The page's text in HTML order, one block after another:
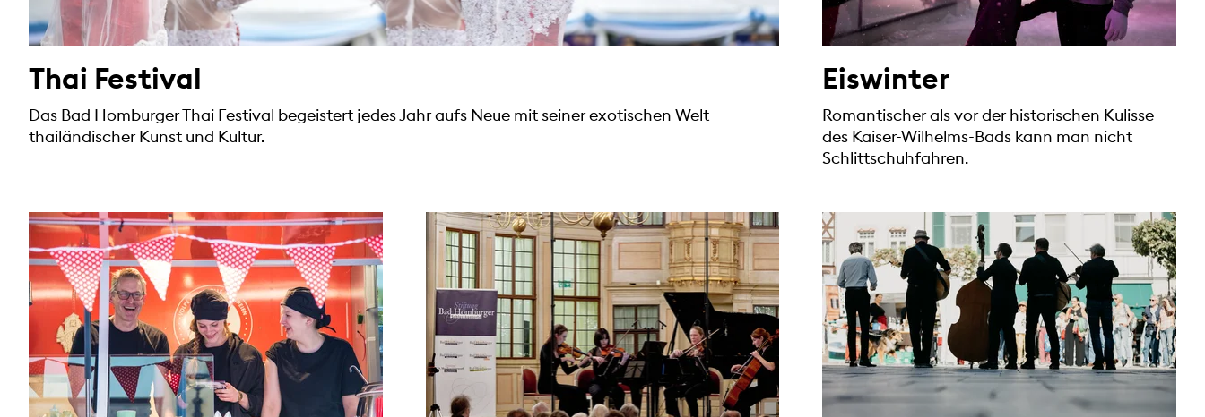
Thai Festival
Das Bad Homburger Thai Festival begeistert jedes Jahr aufs Neue mit seiner exotischen Welt
thailändischer Kunst und Kultur.
Eiswinter
Romantischer als vor der historischen Kulisse
des Kaiser-Wilhelms-Bads kann man nicht
Schlittschuhfahren.